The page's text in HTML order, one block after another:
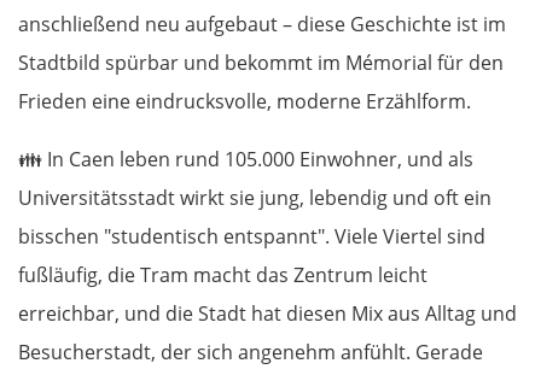
anschließend neu aufgebaut – diese Geschichte ist im
Stadtbild spürbar und bekommt im Mémorial für den
Frieden eine eindrucksvolle, moderne Erzählform.
👪 In Caen leben rund 105.000 Einwohner, und als
Universitätsstadt wirkt sie jung, lebendig und oft ein
bisschen "studentisch entspannt". Viele Viertel sind
fußläufig, die Tram macht das Zentrum leicht
erreichbar, und die Stadt hat diesen Mix aus Alltag und
Besucherstadt, der sich angenehm anfühlt. Gerade